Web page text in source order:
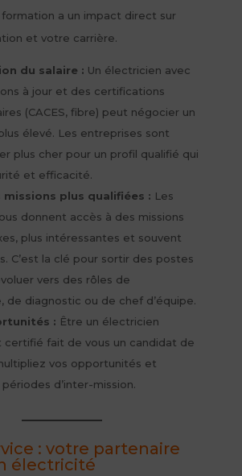
formation a un impact direct sur
et votre carrière.
du salaire : Un électricien avec
à jour et des certifications
(CACES, fibre) peut négocier un
élevé. Les entreprises sont
plus cher pour un profil qualifié qui
et efficacité.
missions plus qualifiées : Les
donnent accès à des missions
plus intéressantes et souvent
C’est la clé pour sortir des postes
vers des rôles de
de diagnostic ou de chef d’équipe.
: Être un électricien
certifié fait de vous un candidat de
vos opportunités et
d’inter-mission.
: votre partenaire
électricité